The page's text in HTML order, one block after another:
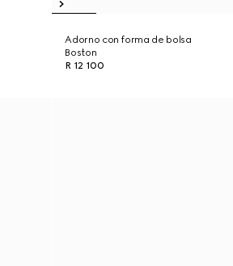
Adorno con forma de bolsa
Boston
R 12 100